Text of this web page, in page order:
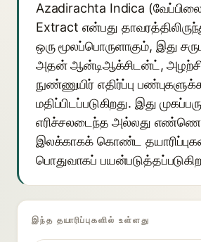
Azadirachta Indica
Extract என்பது
ஒரு மூலப்பொருளாகும், இது சரும
அதன் ஆன்டிஆக்சிடன்ட், அழற்சி
நுண்ணுயிர் எதிர்ப்பு
மதிப்பிடப்படுகிறது. இது
எரிச்சலடைந்த அல்லது
இலக்காகக் கொண்ட
பொதுவாகப்
இந்த தயாரிப்புகளில் உள்ளது